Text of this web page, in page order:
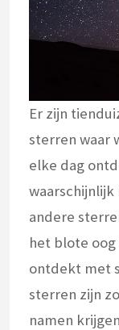
Er zijn
sterren waar
elke dag
andere
het blote
ontdekt met
sterren zijn
namen